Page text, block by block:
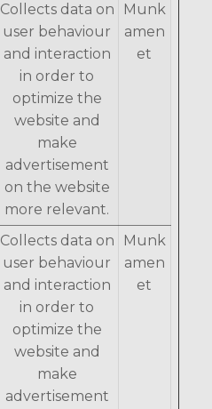
Collects data on
user behaviour
and interaction
in order to
optimize the
website and
make
advertisement
on the website
more relevant.
Munk
amen
et
Collects data on
user behaviour
and interaction
in order to
optimize the
website and
make
advertisement
Munk
amen
et